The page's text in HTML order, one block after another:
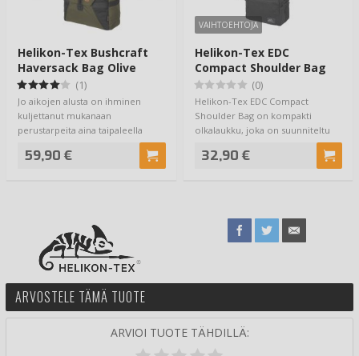
Helikon-Tex Bushcraft
Haversack Bag Olive
(1)
Jo aikojen alusta on ihminen
kuljettanut mukanaan
perustarpeita aina taipaleella
59,90 €
VAIHTOEHTOJA
Helikon-Tex EDC
Compact Shoulder Bag
(0)
Helikon-Tex EDC Compact
Shoulder Bag on kompakti
olkalaukku, joka on suunniteltu
32,90 €
ARVOSTELE TÄMÄ TUOTE
ARVIOI TUOTE TÄHDILLÄ: